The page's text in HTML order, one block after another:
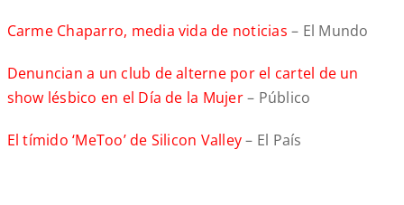
Carme Chaparro, media vida de noticias – El Mundo
Denuncian a un club de alterne por el cartel de un
show lésbico en el Día de la Mujer– Público
El tímido ‘MeToo’ de Silicon Valley– El País